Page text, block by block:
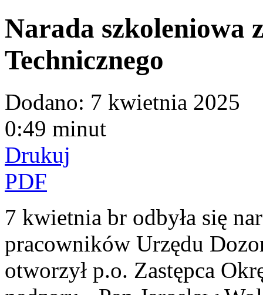
Narada szkoleniowa
Technicznego
Dodano: 7 kwietnia 2025
0:49 minut
Drukuj
PDF
7 kwietnia br odbyła się
pracowników Urzędu
otworzył p.o. Zastępca